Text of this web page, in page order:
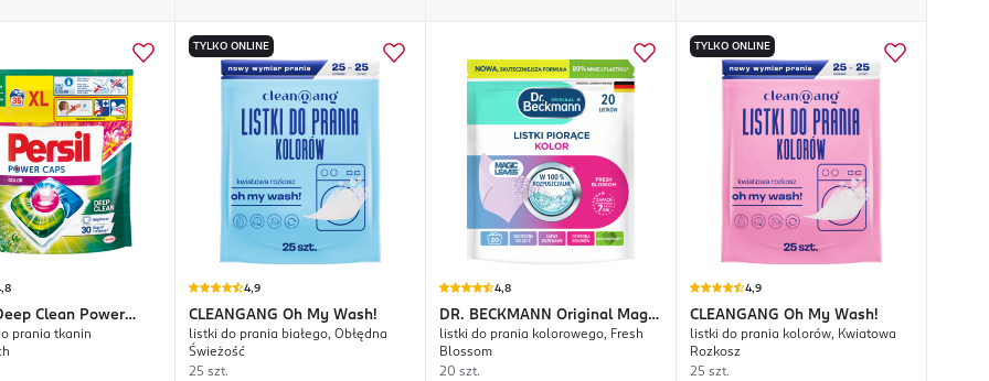
Clean Power
prania tkanin
TYLKO ONLINE
4,9
CLEANGANG Oh My Wash!
listki do prania białego, Obłędna
Świeżość
25 szt.
4,8
DR. BECKMANN Original Magic
Leaves
listki do prania kolorowego, Fresh
Blossom
20 szt.
TYLKO ONLINE
4,9
CLEANGANG Oh My Wash!
listki do prania kolorów, Kwiatowa
Rozkosz
25 szt.